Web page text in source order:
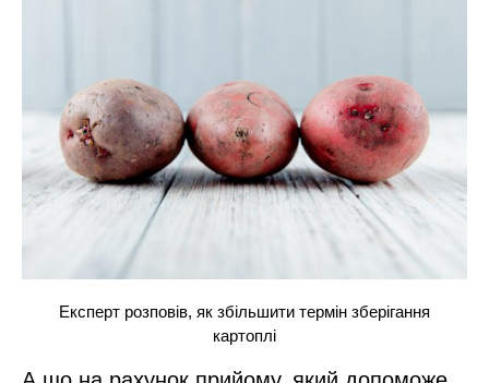
Експерт розповів, як збільшити термін зберігання
картоплі